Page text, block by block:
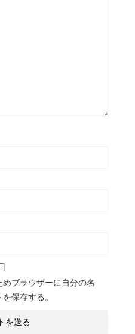
ブラウザーに自分の名
保存する。